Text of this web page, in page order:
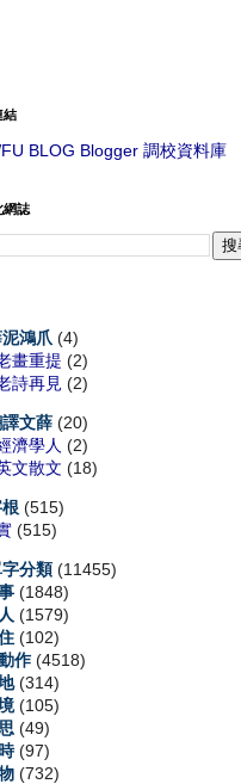
結
BLOG Blogger 調校資料庫
網誌
鴻爪 (4)
畫重提 (2)
詩再見 (2)
文薛 (20)
濟學人 (2)
文散文 (18)
(515)
(515)
分類 (11455)
(1848)
人 (1579)
(102)
作 (4518)
(314)
(105)
(49)
時 (97)
(732)